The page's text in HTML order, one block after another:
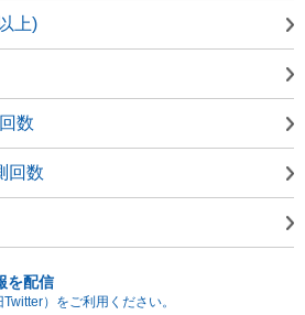
上)
数
回数
を配信
）をご利用ください。